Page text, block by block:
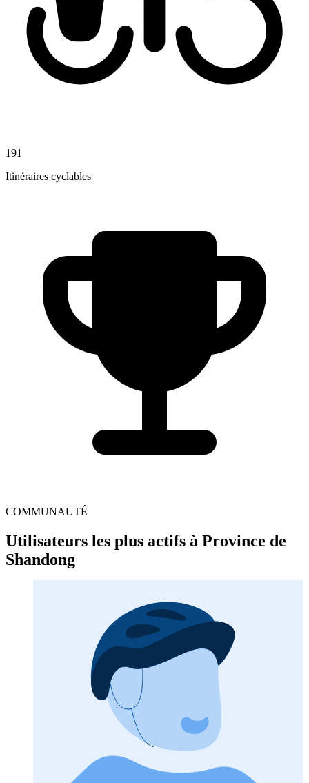
191
Itinéraires cyclables
COMMUNAUTÉ
Utilisateurs les plus actifs à Province de
Shandong